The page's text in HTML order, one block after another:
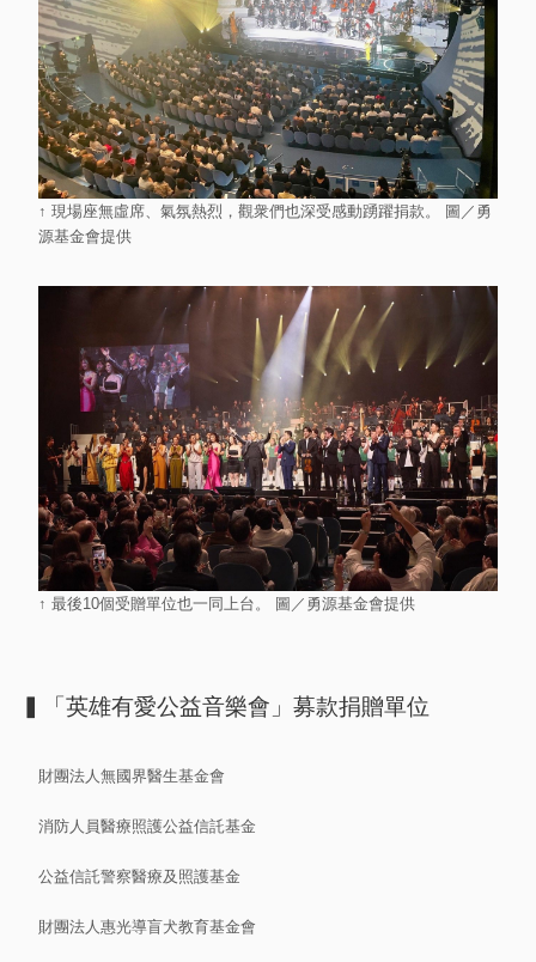
↑ 現場座無虛席、氣氛熱烈，觀衆們也深受感動踴躍捐款。 圖／勇
源基金會提供
↑ 最後10個受贈單位也一同上台。 圖／勇源基金會提供
▍「英雄有愛公益音樂會」募款捐贈單位
財團法人無國界醫生基金會
消防人員醫療照護公益信託基金
公益信託警察醫療及照護基金
財團法人惠光導盲犬教育基金會